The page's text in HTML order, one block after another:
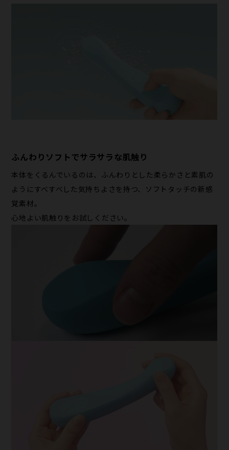
ふんわりソフトでサラサラな肌触り
本体をくるんでいるのは、ふんわりとした柔らかさと素肌の
ようにすべすべした気持ちよさを持つ、ソフトタッチの新感
覚素材。
心地よい肌触りをお試しください。